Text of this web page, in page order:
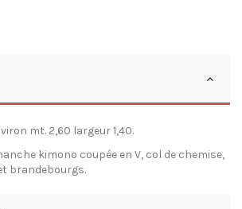
mt. 2,60 largeur 1,40.
kimono coupée en V, col de chemise,
brandebourgs.